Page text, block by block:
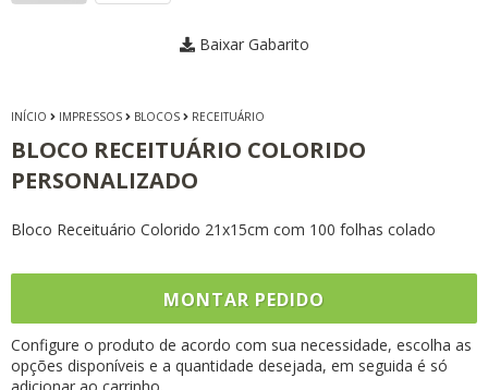
Baixar Gabarito
INÍCIO IMPRESSOS BLOCOS RECEITUÁRIO
BLOCO RECEITUÁRIO COLORIDO
PERSONALIZADO
Bloco Receituário Colorido 21x15cm com 100 folhas colado
MONTAR PEDIDO
Configure o produto de acordo com sua necessidade, escolha as
opções disponíveis e a quantidade desejada, em seguida é só